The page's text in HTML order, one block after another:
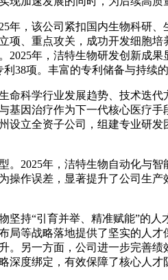
年，该公司紧扣国内生物科研
项、重点攻关，成功开发细胞
年，洁特生物研发创新成
38项。丰富的专利储备与持续
命科学行业发展趋势、技术迭
基因治疗作为下一代核心医疗
设立全资子公司，组建专业研
。2025年，洁特生物自动化与
操作误差，显著提升了公司生
坚持“引育并举、精准赋能”的
局等战略落地提供了坚实的人
。另一方面，公司进一步完善
深度绑定，有效保障了核心人才